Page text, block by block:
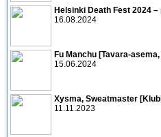
Helsinki Death Fest 2024
16.08.2024
Fu Manchu [Tavara-
15.06.2024
Xysma, Sweatmaster
11.11.2023